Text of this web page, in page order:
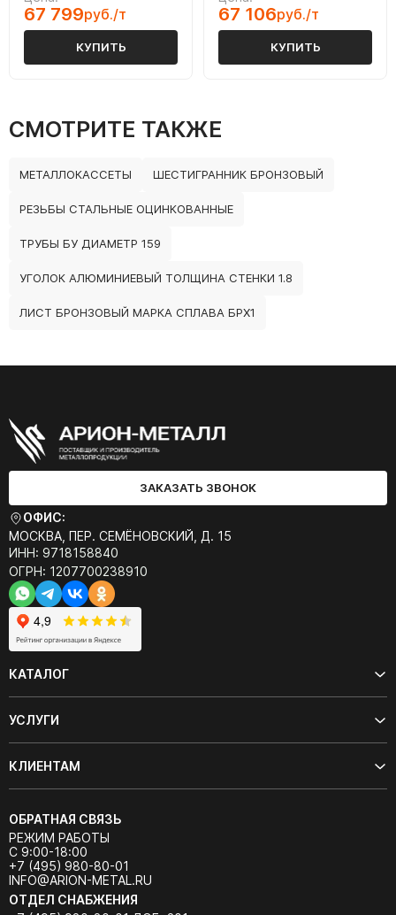
67 799руб./т
КУПИТЬ
67 106руб./т
КУПИТЬ
СМОТРИТЕ ТАКЖЕ
МЕТАЛЛОКАССЕТЫ ШЕСТИГРАННИК БРОНЗОВЫЙ
РЕЗЬБЫ СТАЛЬНЫЕ ОЦИНКОВАННЫЕ
ТРУБЫ БУ ДИАМЕТР 159
УГОЛОК АЛЮМИНИЕВЫЙ ТОЛЩИНА СТЕНКИ 1.8
ЛИСТ БРОНЗОВЫЙ МАРКА СПЛАВА БРХ1
ЗАКАЗАТЬ ЗВОНОК
ОФИС:
МОСКВА, ПЕР. СЕМЁНОВСКИЙ, Д. 15
ИНН: 9718158840
ОГРН: 1207700238910
КАТАЛОГ
УСЛУГИ
КЛИЕНТАМ
ОБРАТНАЯ СВЯЗЬ
РЕЖИМ РАБОТЫ
С 9:00-18:00
+7 (495) 980-80-01
INFO@ARION-METAL.RU
ОТДЕЛ СНАБЖЕНИЯ